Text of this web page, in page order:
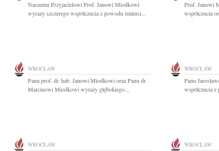
Naszemu Przyjacielowi Prof. Janowi Miodkowi
wyrazy szczerego współczucia z powodu śmierci...
Prof. Janowi
współczucia
WROCŁAW
Panu prof. dr. hab. Janowi Miodkowi oraz Panu dr.
Marcinowi Miodkowi wyrazy głębokiego...
WROCŁAW
Panu
współczucia
WROCŁAW WROCŁAW